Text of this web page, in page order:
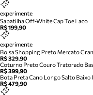
experimente
Sapatilha Off-White Cap Toe Laco
R$ 199,90
experimente
Bolsa Shopping Preto Mercato
R$ 329,90
Coturno Preto Couro Tratorado
R$ 399,90
Bota Preta Cano Longo Salto
R$ 479,90